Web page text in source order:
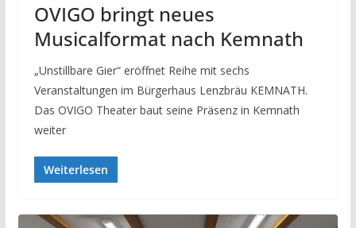
OVIGO bringt neues
Musicalformat nach Kemnath
„Unstillbare Gier“ eröffnet Reihe mit sechs
Veranstaltungen im Bürgerhaus Lenzbräu KEMNATH.
Das OVIGO Theater baut seine Präsenz in Kemnath
weiter
Weiterlesen